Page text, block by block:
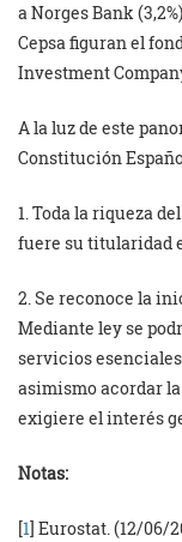
a Norges Bank
Cepsa figuran el
Investment
A la luz de este
Constitución
1. Toda la riqueza
fuere su titularidad
2. Se reconoce la
Mediante ley se
servicios
asimismo acordar
exigiere el interés
Notas:
[1] Eurostat. (12/06/